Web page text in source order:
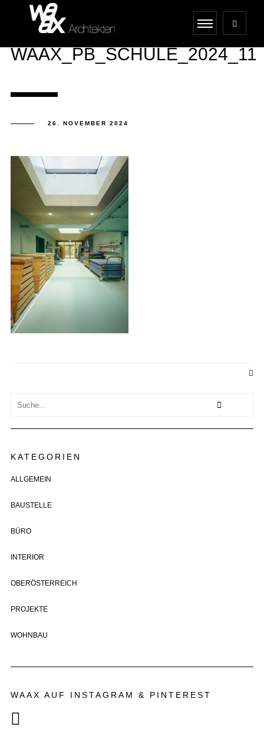
WAAX_PB_SCHULE_2024_11
26. NOVEMBER 2024
KATEGORIEN
ALLGEMEIN
BAUSTELLE
BÜRO
INTERIOR
OBERÖSTERREICH
PROJEKTE
WOHNBAU
WAAX AUF INSTAGRAM & PINTEREST